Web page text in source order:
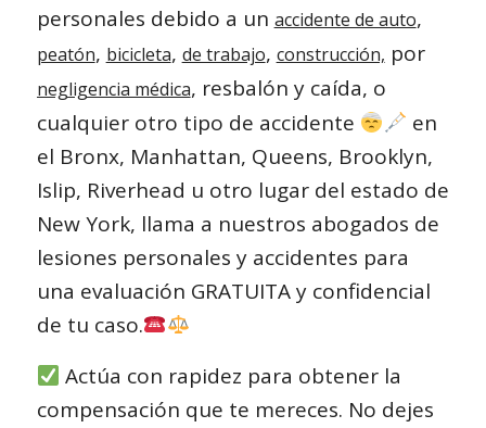
personales debido a un accidente de auto,
peatón, bicicleta, de trabajo, construcción, por
negligencia médica, resbalón y caída, o
cualquier otro tipo de accidente
en
el Bronx, Manhattan, Queens, Brooklyn,
Islip, Riverhead u otro lugar del estado de
New York, llama a nuestros abogados de
lesiones personales y accidentes para
una evaluación GRATUITA y confidencial
de tu caso.
Actúa con rapidez para obtener la
compensación que te mereces. No dejes